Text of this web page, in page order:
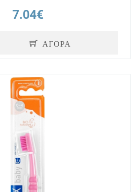
7.04€
ΑΓΟΡΑ